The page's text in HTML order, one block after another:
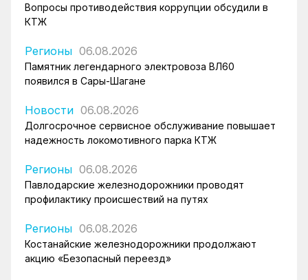
Вопросы противодействия коррупции обсудили в
КТЖ
Регионы 06.08.2026
Памятник легендарного электровоза ВЛ60
появился в Сары-Шагане
Новости 06.08.2026
Долгосрочное сервисное обслуживание повышает
надежность локомотивного парка КТЖ
Регионы 06.08.2026
Павлодарские железнодорожники проводят
профилактику происшествий на путях
Регионы 06.08.2026
Костанайские железнодорожники продолжают
акцию «Безопасный переезд»